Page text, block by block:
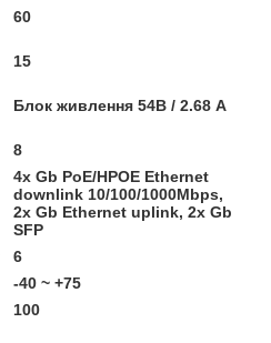
60
15
Блок живлення 54В / 2.68 А
8
4x Gb PoE/HPOE Ethernet
downlink 10/100/1000Mbps,
2x Gb Ethernet uplink, 2x Gb
SFP
6
-40 ~ +75
100